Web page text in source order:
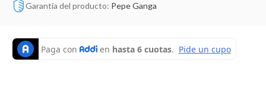
Garantía del producto: Pepe Ganga